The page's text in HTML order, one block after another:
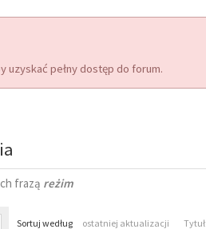
uzyskać pełny dostęp do forum.
frazą reżim
Sortuj według ostatniej aktualizacji Tytuł